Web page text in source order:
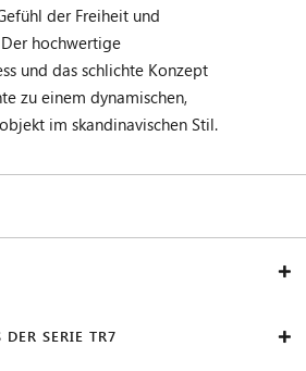
der Freiheit und
hochwertige
und das schlichte Konzept
zu einem dynamischen,
im skandinavischen Stil.
SERIE TR7